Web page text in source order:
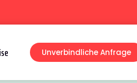
Unverbindliche Anfrage